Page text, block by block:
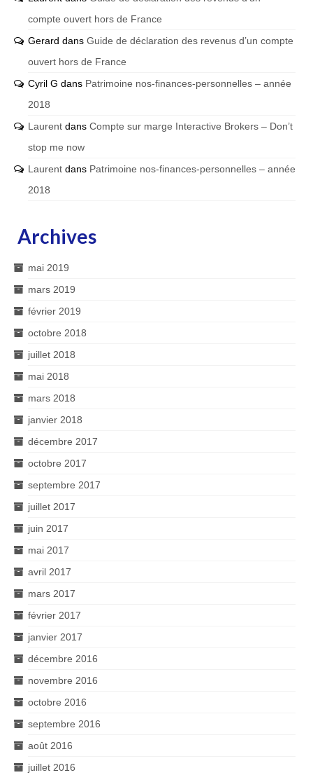
compte ouvert hors de France
Gerard dans Guide de déclaration des revenus d’un compte
ouvert hors de France
Cyril G dans Patrimoine nos-finances-personnelles – année
2018
Laurent dans Compte sur marge Interactive Brokers – Don’t
stop me now
Laurent dans Patrimoine nos-finances-personnelles – année
2018
Archives
mai 2019
mars 2019
février 2019
octobre 2018
juillet 2018
mai 2018
mars 2018
janvier 2018
décembre 2017
octobre 2017
septembre 2017
juillet 2017
juin 2017
mai 2017
avril 2017
mars 2017
février 2017
janvier 2017
décembre 2016
novembre 2016
octobre 2016
septembre 2016
août 2016
juillet 2016